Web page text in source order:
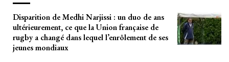
Disparition de Medhi Narjissi : un duo de ans
ultérieurement, ce que la Union française de
rugby a changé dans lequel l’enrôlement de ses
jeunes mondiaux